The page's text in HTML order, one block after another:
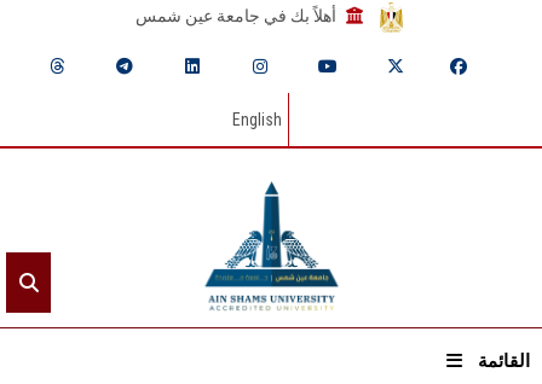
أهلاً بك في جامعة عين شمس
English
القائمة